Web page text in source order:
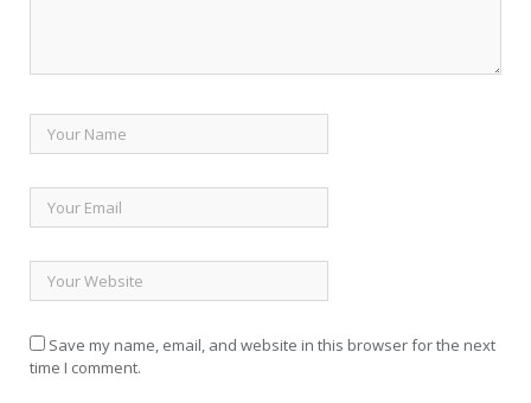
Save my name, email, and website in this browser for the next
time I comment.